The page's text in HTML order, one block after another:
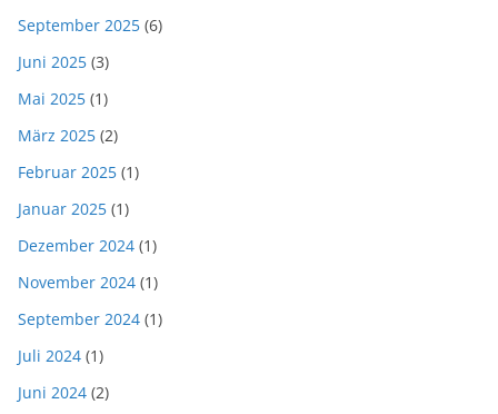
September 2025 (6)
Juni 2025 (3)
Mai 2025 (1)
März 2025 (2)
Februar 2025 (1)
Januar 2025 (1)
Dezember 2024 (1)
November 2024 (1)
September 2024 (1)
Juli 2024 (1)
Juni 2024 (2)